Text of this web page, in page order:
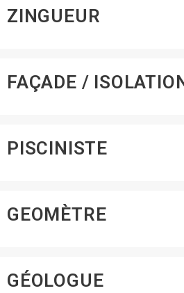
ZINGUEUR
FAÇADE /
PISCINISTE
GEOMÈTRE
GÉOLOGUE